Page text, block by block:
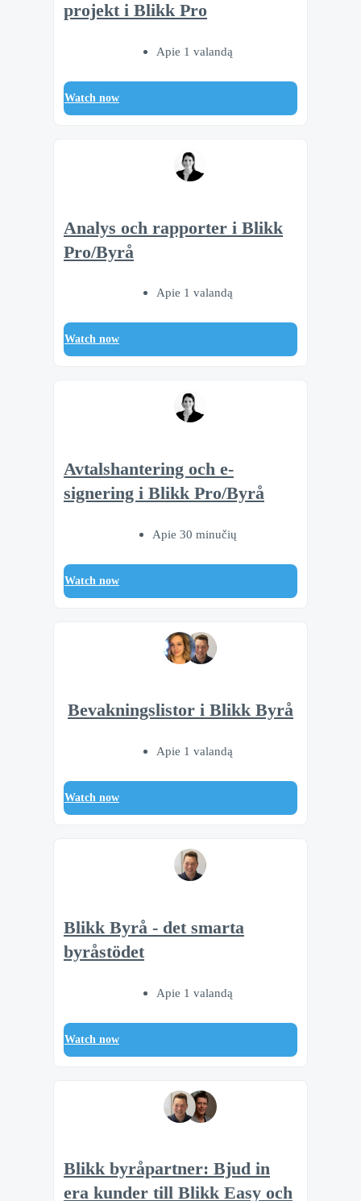
projekt i Blikk Pro
Apie 1 valandą
Watch now
Analys och rapporter i Blikk
Pro/Byrå
Apie 1 valandą
Watch now
Avtalshantering och e-
signering i Blikk Pro/Byrå
Apie 30 minučių
Watch now
Bevakningslistor i Blikk Byrå
Apie 1 valandą
Watch now
Blikk Byrå - det smarta
byråstödet
Apie 1 valandą
Watch now
Blikk byråpartner: Bjud in
era kunder till Blikk Easy och